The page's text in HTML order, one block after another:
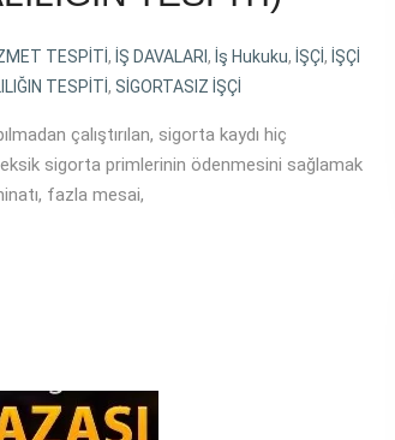
TESPİTİ , İŞ DAVALARI , İş Hukuku, İŞÇİ, İŞÇİ
TESPİTİ , SİGORTASIZ İŞÇİ
çalıştırılan, sigorta kaydı hiç
eksik sigorta primlerinin ödenmesini sağlamak
fazla mesai,